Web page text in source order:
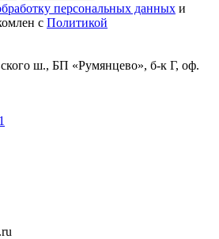
персональных данных и
с Политикой
ш., БП «Румянцево», б-к Г, оф.